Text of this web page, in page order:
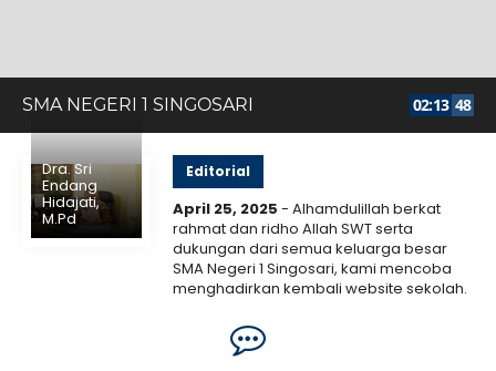
SMA NEGERI 1 SINGOSARI 02:13 48
Dra. Sri
Endang
Hidajati,
M.Pd
Editorial
April 25, 2025 - Alhamdulillah berkat
rahmat dan ridho Allah SWT serta
dukungan dari semua keluarga besar
SMA Negeri 1 Singosari, kami mencoba
menghadirkan kembali website sekolah.
banyak..Selengkapnya